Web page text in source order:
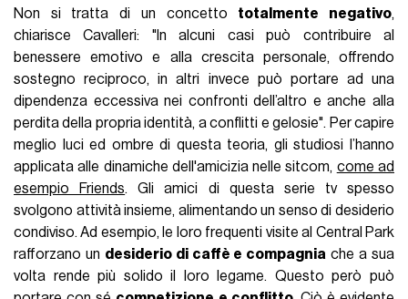
Non si tratta di un concetto totalmente negativo,
chiarisce Cavalleri: "In alcuni casi può contribuire al
benessere emotivo e alla crescita personale, offrendo
sostegno reciproco, in altri invece può portare ad una
dipendenza eccessiva nei confronti dell’altro e anche alla
perdita della propria identità, a conflitti e gelosie". Per capire
meglio luci ed ombre di questa teoria, gli studiosi l’hanno
applicata alle dinamiche dell'amicizia nelle sitcom, come ad
esempio Friends. Gli amici di questa serie tv spesso
svolgono attività insieme, alimentando un senso di desiderio
condiviso. Ad esempio, le loro frequenti visite al Central Park
rafforzano un desiderio di caffè e compagnia che a sua
volta rende più solido il loro legame. Questo però può